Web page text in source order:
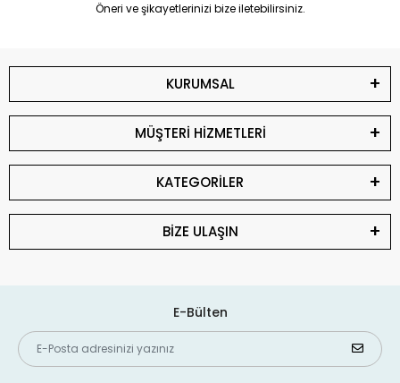
Öneri ve şikayetlerinizi bize iletebilirsiniz.
KURUMSAL
MÜŞTERİ HİZMETLERİ
KATEGORİLER
BİZE ULAŞIN
E-Bülten